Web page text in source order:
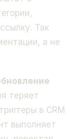
Так
а не
теряет
в CRM
выполняет